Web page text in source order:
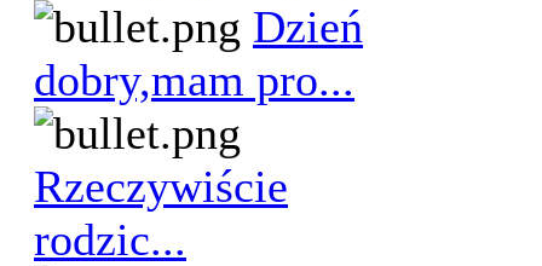
Dzień
dobry,mam pro...
Rzeczywiście
rodzic...